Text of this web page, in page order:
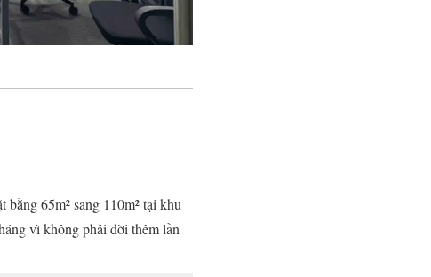
65m² sang 110m² tại khu
vì không phải dời thêm lần